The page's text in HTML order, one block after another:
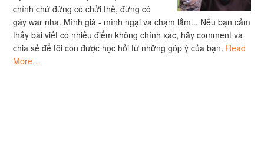
chính chứ đừng có chửi thề, đừng có
gây war nha. Mình già - mình ngại va chạm lắm... Nếu bạn cảm
thấy bài viết có nhiều điểm không chính xác, hãy comment và
chia sẻ để tôi còn được học hỏi từ những góp ý của bạn. Read
More…